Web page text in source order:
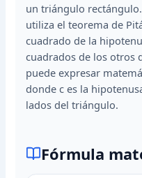
un triángulo
utiliza el teorema de
cuadrado de la
cuadrados de los otros
puede expresar
donde c es la
lados del triángulo.
Fórmula